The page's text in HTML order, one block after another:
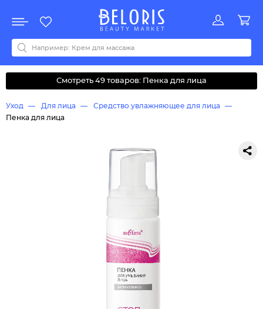
Акции
Все бренды
0-9ABCDEFGHIJKLMNOPQRSTUVWYZАБВДЗИМОКЛНПРСТУФ
Смотреть 49 товаров: Пенка для лица
Уход Для лица
Средство увлажняющее для лица
Пенка для лица